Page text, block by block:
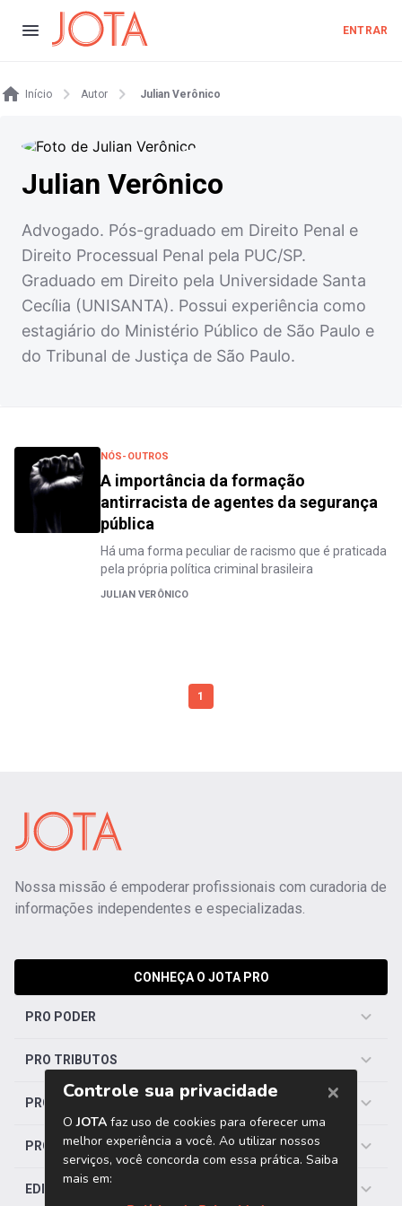
ENTRAR
Início Autor Julian Verônico
Julian Verônico
Advogado. Pós-graduado em Direito Penal e
Direito Processual Penal pela PUC/SP.
Graduado em Direito pela Universidade Santa
Cecília (UNISANTA). Possui experiência como
estagiário do Ministério Público de São Paulo e
do Tribunal de Justiça de São Paulo.
NÓS-OUTROS
A importância da formação
antirracista de agentes da segurança
pública
Há uma forma peculiar de racismo que é praticada
pela própria política criminal brasileira
JULIAN VERÔNICO
1
Nossa missão é empoderar profissionais com curadoria de
informações independentes e especializadas.
CONHEÇA O JOTA PRO
PRO PODER
PRO TRIBUTOS
PRO TRABALHISTA
PRO SAÚDE
EDITORIAS